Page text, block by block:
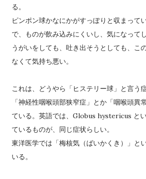
る。
ピンポン球かなにかがすっぽりと収まって
で、ものが飲み込みにくいし、気になって
うがいをしても、吐き出そうとしても、こ
なくて気持ち悪い。
これは、どうやら「ヒステリー球」と言う症
「神経性咽喉頭部狭窄症」とか「咽喉頭異
ている。英語では、Globus hystericus と
ているものが、同じ症状らしい。
東洋医学では「梅核気（ばいかくき）」と
いる。